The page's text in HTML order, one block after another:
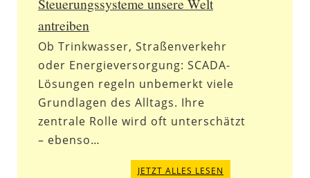
Steuerungssysteme unsere Welt
antreiben
Ob Trinkwasser, Straßenverkehr
oder Energieversorgung: SCADA-
Lösungen regeln unbemerkt viele
Grundlagen des Alltags. Ihre
zentrale Rolle wird oft unterschätzt
– ebenso…
JETZT ALLES LESEN